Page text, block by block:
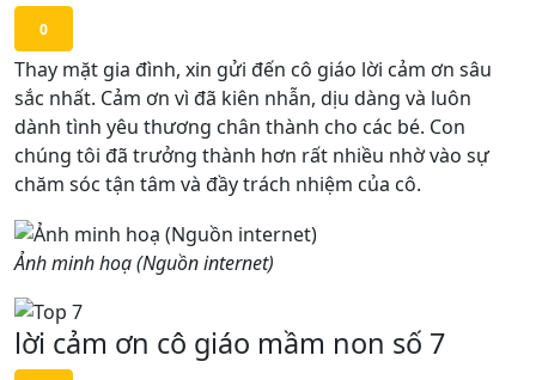
0
Thay mặt gia đình, xin gửi đến cô giáo lời cảm ơn sâu
sắc nhất. Cảm ơn vì đã kiên nhẫn, dịu dàng và luôn
dành tình yêu thương chân thành cho các bé. Con
chúng tôi đã trưởng thành hơn rất nhiều nhờ vào sự
chăm sóc tận tâm và đầy trách nhiệm của cô.
Ảnh minh hoạ (Nguồn internet)
lời cảm ơn cô giáo mầm non số 7